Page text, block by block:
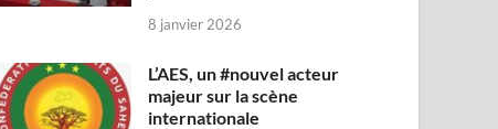
8 janvier 2026
L’AES, un #nouvel acteur
majeur sur la scène
internationale